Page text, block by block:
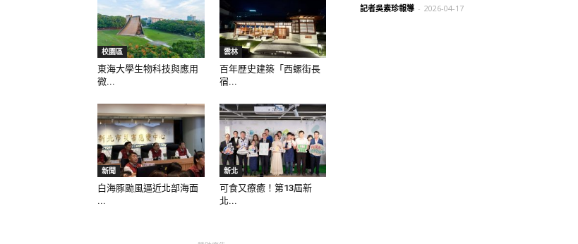
記者吳素珍報導 - 2026-04-17
校園區
東海大學生物科技與應用
微...
雲林
百年歷史建築「西螺街長
宿...
新聞
白海豚颱風逼近北部海面
...
新北
可食又療癒！第13屆新
北...